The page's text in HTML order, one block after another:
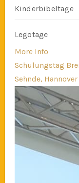
Kinderbibeltage
Legotage
More Info
Schulungstag
Sehnde, Hannover